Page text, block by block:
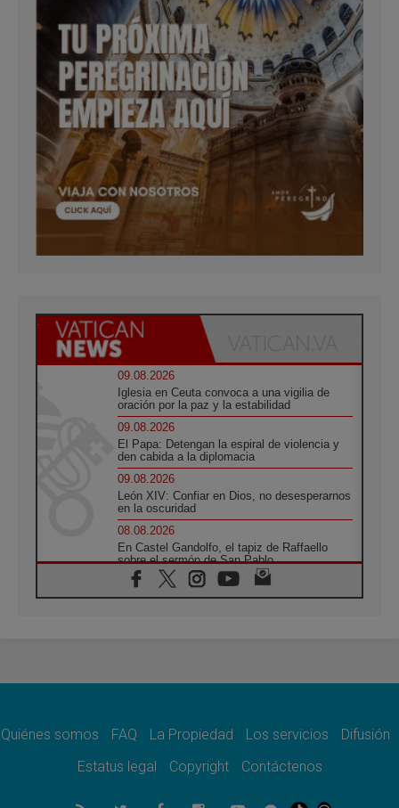
09.08.2026
Iglesia en Ceuta convoca a una vigilia de
oración por la paz y la estabilidad
09.08.2026
El Papa: Detengan la espiral de violencia y
den cabida a la diplomacia
09.08.2026
León XIV: Confiar en Dios, no desesperarnos
en la oscuridad
08.08.2026
En Castel Gandolfo, el tapiz de Raffaello
sobre el sermón de San Pablo
08.08.2026
En Colombia, «la paz no se compra con una
08.08.2026
08.08.2026
del Buen Consejo de Genazzano
Quiénes somos FAQ La Propiedad Los servicios
Difusión
Estatus legal
Copyright Contáctenos